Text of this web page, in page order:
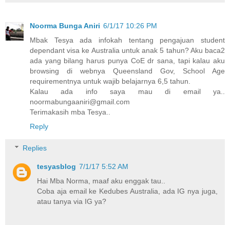
Noorma Bunga Aniri 6/1/17 10:26 PM
Mbak Tesya ada infokah tentang pengajuan student
dependant visa ke Australia untuk anak 5 tahun? Aku baca2
ada yang bilang harus punya CoE dr sana, tapi kalau aku
browsing di webnya Queensland Gov, School Age
requirementnya untuk wajib belajarnya 6,5 tahun.
Kalau ada info saya mau di email ya..
noormabungaaniri@gmail.com
Terimakasih mba Tesya..
Reply
Replies
tesyasblog 7/1/17 5:52 AM
Hai Mba Norma, maaf aku enggak tau..
Coba aja email ke Kedubes Australia, ada IG nya juga,
atau tanya via IG ya?